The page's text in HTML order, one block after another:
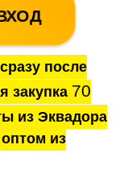
после
закупка 70
из Эквадора
из